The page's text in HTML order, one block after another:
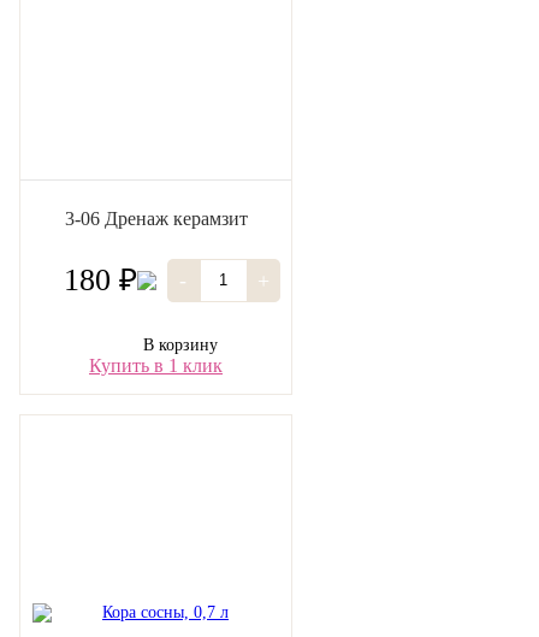
3-06 Дренаж керамзит
180 ₽ - +
В корзину
Купить в 1 клик